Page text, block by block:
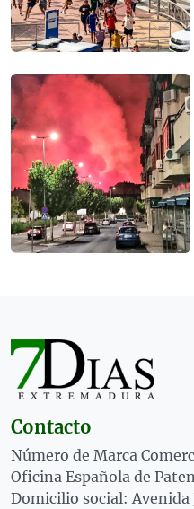
Contacto
Número de Marca
Oficina Española de
Domicilio social: Avenida